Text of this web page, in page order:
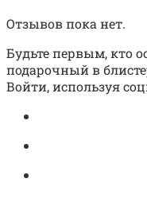
Отзывов пока нет.
Будьте первым, кто
подарочный в
Войти, используя